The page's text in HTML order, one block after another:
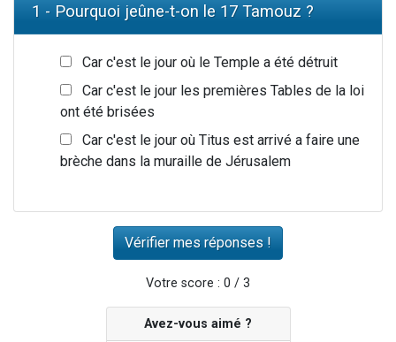
1 - Pourquoi jeûne-t-on le 17 Tamouz ?
Car c'est le jour où le Temple a été détruit
Car c'est le jour les premières Tables de la loi
ont été brisées
Car c'est le jour où Titus est arrivé a faire une
brèche dans la muraille de Jérusalem
Votre score : 0 / 3
Avez-vous aimé ?